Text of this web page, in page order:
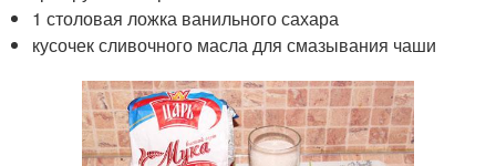
1 столовая ложка ванильного сахара
кусочек сливочного масла для смазывания чаши